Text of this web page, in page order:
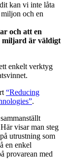
kan vi inte låta
och en
och att en
miljard är väldigt
enkelt verktyg
“Reducing
.
visar man steg
utrustning som
en enkel
provarean med